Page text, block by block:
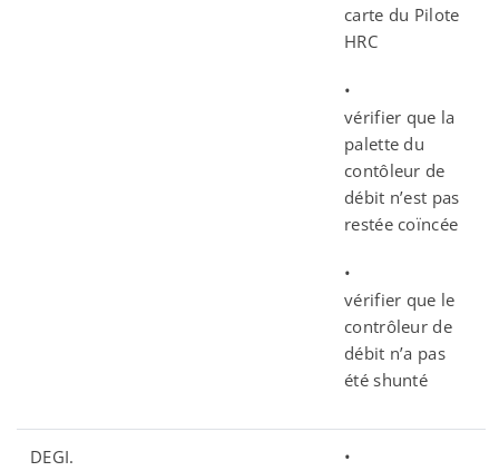
carte du Pilote
HRC
•
vérifier que la
palette du
contôleur de
débit n’est pas
restée coïncée
•
vérifier que le
contrôleur de
débit n’a pas
été shunté
DEGI.
•